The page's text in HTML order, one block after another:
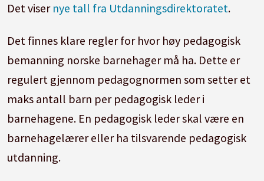
Den andelen har falt to år på rad og er nå nede
Over 2800 årsverk med barnehagelærere
mangler for at alle barnehager skal kunne
oppfylle pedagognormen.
Av landets største kommuner kommer
Lillestrøm dårligst ut i statistikken.
Det viser nye tall fra Utdanningsdirektoratet.
Det finnes klare regler for hvor høy pedagogisk
bemanning norske barnehager må ha. Dette er
regulert gjennom pedagognormen som setter et
maks antall barn per pedagogisk leder i
barnehagene. En pedagogisk leder skal være en
barnehagelærer eller ha tilsvarende pedagogisk
utdanning.